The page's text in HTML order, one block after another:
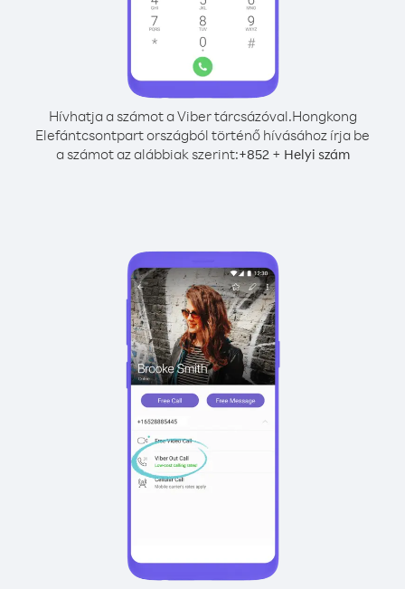
Hívhatja a számot a Viber tárcsázóval.Hongkong
Elefántcsontpart országból történő hívásához írja be
a számot az alábbiak szerint:+852+ Helyi szám